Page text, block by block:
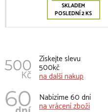
SKLADEM
POSLEDNÍ 2 KS
Získejte slevu
500kč
na další nakup
Nabízíme 60 dní
na vrácení zboží